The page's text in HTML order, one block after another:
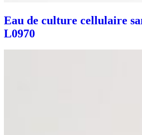
Eau de culture cellulaire
L0970